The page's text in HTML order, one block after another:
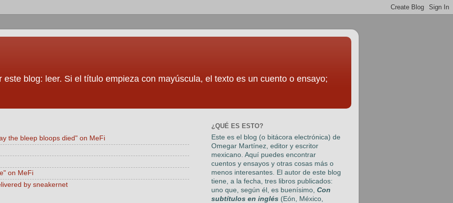
este blog: leer. Si el título empieza con mayúscula, el texto es un cuento o ensayo;
the bleep bloops died" on MeFi
on MeFi
by sneakernet
¿QUÉ ES ESTO?
Este es el blog (o bitácora electrónica) de
Omegar Martínez , editor y escritor
mexicano. Aquí puedes encontrar
cuentos y ensayos y otras cosas más o
menos interesantes. El autor de este blog
tiene, a la fecha, tres libros publicados:
uno que, según él, es buenísimo, Con
subtítulos en inglés (Eón, México,